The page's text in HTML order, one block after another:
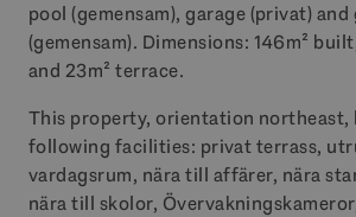
pool (gemensam), garage (privat) and
(gemensam). Dimensions: 146m²
and 23m² terrace.
This property, orientation northeast,
following facilities: privat terrass,
vardagsrum, nära till affärer, nära
nära till skolor,